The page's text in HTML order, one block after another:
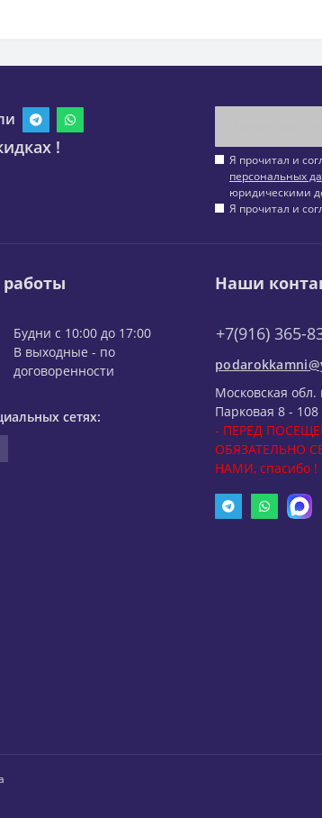
!
Я прочитал и
персональных
юридическими
Я прочитал и
Будни с 10:00 до 17:00
В выходные - по
договоренности
сетях:
Наши
+7(916) 365-
Московская обл.
Парковая 8 -
- ПЕРЕД
ОБЯЗАТЕЛЬНО
НАМИ, спасибо !